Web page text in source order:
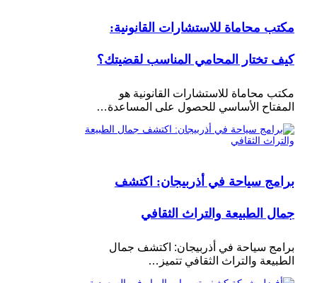
مكتب محاماة للاستشارات القانونية:
كيف تختار المحامي المناسب لقضيتك؟
مكتب محاماة للاستشارات القانونية هو
المفتاح الأساسي للحصول على المساعدة…
برامج سياحة في أذربيجان: اكتشف
جمال الطبيعة والتراث الثقافي
برامج سياحة في أذربيجان: اكتشف جمال
الطبيعة والتراث الثقافي تتميز…